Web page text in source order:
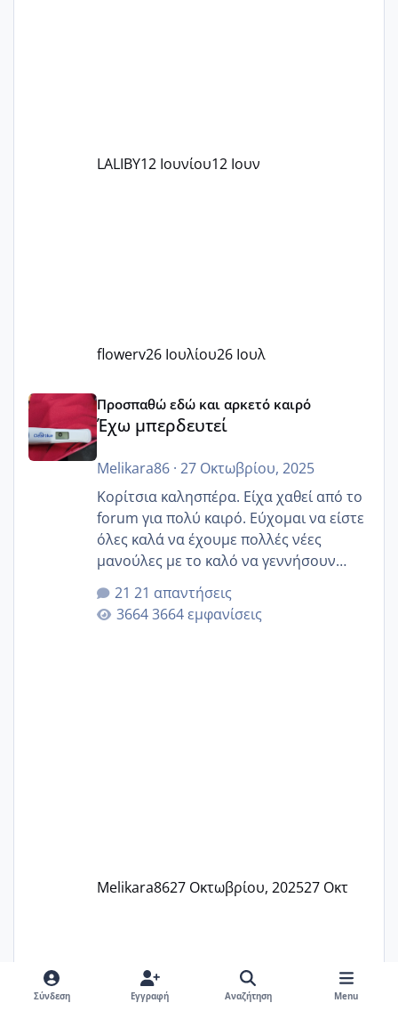
LALIBY12 Ιουνίου12 Ιουν
flowerv26 Ιουλίου26 Ιουλ
Έχω μπερδευτεί
Προσπαθώ εδώ και αρκετό καιρό
Έχω μπερδευτεί
Melikara86· 27 Οκτωβρίου, 2025
Κορίτσια καλησπέρα. Είχα χαθεί από το
forum για πολύ καιρό. Εύχομαι να είστε
όλες καλά να έχουμε πολλές νέες
μανούλες με το καλό να γεννήσουν
αυτές που ήδη περιμένουν. Να πάρουν
γερα μωράκια στην αγκαλίτσα τους
🙏🏼🙏🏼 Ας πάμε λοιπόν στο θέμα μου.
21 απαντήσεις
3664 εμφανίσεις
Melikara8627 Οκτωβρίου, 202527 Οκτ
Σύνδεση Εγγραφή Αναζήτηση Menu